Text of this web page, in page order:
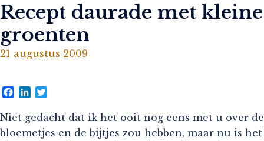
Recept daurade met kleine
groenten
21 augustus 2009
Facebook
LinkedIn
Niet gedacht dat ik het ooit nog eens met u over de
bloemetjes en de bijtjes zou hebben, maar nu is het